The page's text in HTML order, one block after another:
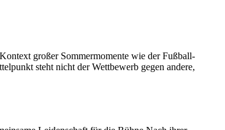
großer Sommermomente wie der Fußball-
steht nicht der Wettbewerb gegen andere,